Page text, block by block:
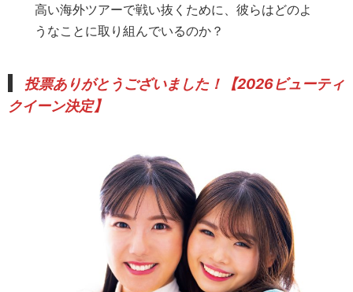
高い海外ツアーで戦い抜くために、彼らはどのよ
うなことに取り組んでいるのか？
投票ありがとうございました！【2026ビューティ
クイーン決定】